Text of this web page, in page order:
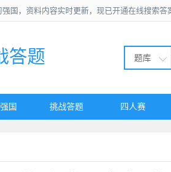
国，资料内容实时更新，现已开通在线搜索
答题 题库
国 挑战答题 四人赛